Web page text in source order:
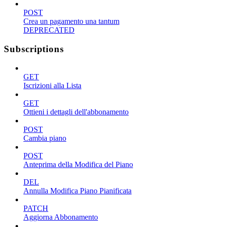
POST
Crea un pagamento una tantum
DEPRECATED
Subscriptions
GET
Iscrizioni alla Lista
GET
Ottieni i dettagli dell'abbonamento
POST
Cambia piano
POST
Anteprima della Modifica del Piano
DEL
Annulla Modifica Piano Pianificata
PATCH
Aggiorna Abbonamento